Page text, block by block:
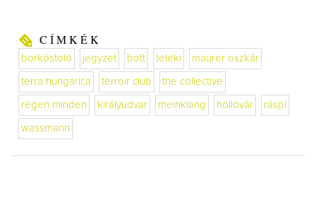
CÍMKÉK
borkóstoló jegyzet bott teleki maurer oszkár
terra hungarica terroir club the collective
régen minden királyudvar meinklang hollóvár ráspi
wassmann